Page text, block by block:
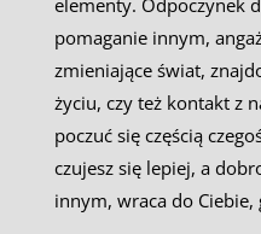
elementy. Odpoczynek
pomaganie innym,
zmieniające świat,
życiu, czy też kontakt z
poczuć się częścią
czujesz się lepiej, a
innym, wraca do Ciebie,